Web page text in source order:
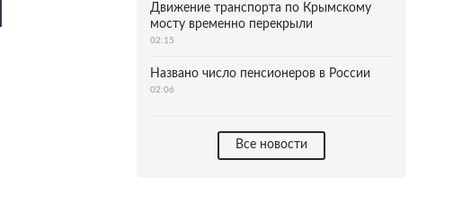
Движение транспорта по Крымскому
мосту временно перекрыли
02:15
Названо число пенсионеров в России
02:06
Все новости